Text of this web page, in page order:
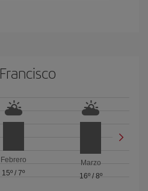
Febrero
15º / 7º
Marzo
16º/ 8º